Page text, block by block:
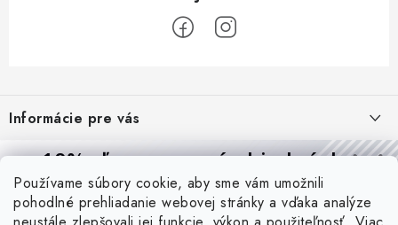
Používame súbory cookie, aby sme vám umožnili
pohodlné prehliadanie webovej stránky a vďaka analýze
p
ä
Informácie pre vás
Reklamácie a formulár na odstúpenie od zmluvy
Obchodné podmienky
Podmienky ochrany osobných údajov
Blog
10% zľavana prvú objednávku
Prihláste sa azískajtezľavu aj praktické tipy,vďaka ktorým
budete svietiť lepšie a platiť menej.